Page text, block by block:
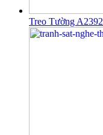
Treo Tường A2392